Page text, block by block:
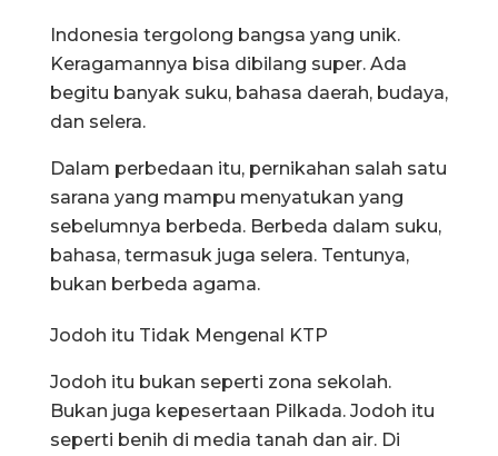
Indonesia tergolong bangsa yang unik.
Keragamannya bisa dibilang super. Ada
begitu banyak suku, bahasa daerah, budaya,
dan selera.
Dalam perbedaan itu, pernikahan salah satu
sarana yang mampu menyatukan yang
sebelumnya berbeda. Berbeda dalam suku,
bahasa, termasuk juga selera. Tentunya,
bukan berbeda agama.
Jodoh itu Tidak Mengenal KTP
Jodoh itu bukan seperti zona sekolah.
Bukan juga kepesertaan Pilkada. Jodoh itu
seperti benih di media tanah dan air. Di